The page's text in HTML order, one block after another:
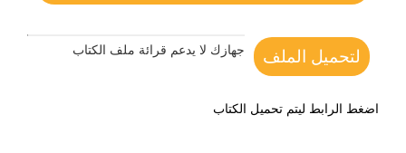
لتحميل الملف جهازك لا يدعم قرائة ملف الكتاب
اضغط الرابط ليتم تحميل الكتاب